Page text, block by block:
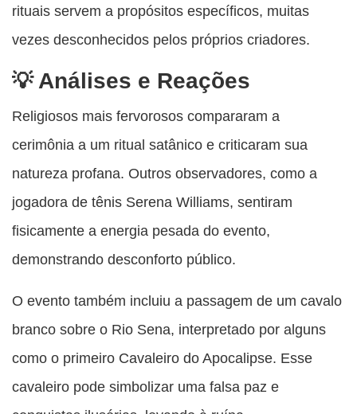
rituais servem a propósitos específicos, muitas
vezes desconhecidos pelos próprios criadores.
Análises e Reações
Religiosos mais fervorosos compararam a
cerimônia a um ritual satânico e criticaram sua
natureza profana. Outros observadores, como a
jogadora de tênis Serena Williams, sentiram
fisicamente a energia pesada do evento,
demonstrando desconforto público.
O evento também incluiu a passagem de um cavalo
branco sobre o Rio Sena, interpretado por alguns
como o primeiro Cavaleiro do Apocalipse. Esse
cavaleiro pode simbolizar uma falsa paz e